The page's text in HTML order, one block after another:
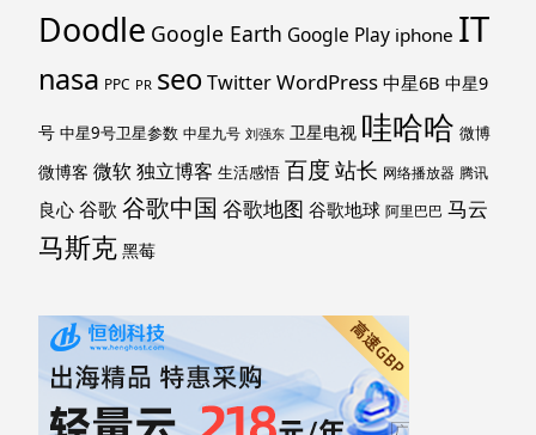
Doodle Google Earth Google Play iphone IT
nasa PPC PR seoTwitterWordPress 中星6B 中星9
号 中星9号卫星参数 中星九号 刘强东 卫星电视 哇哈哈 微博
微博客 微软独立博客 生活感悟 百度 站长 网络播放器 腾讯
良心 谷歌 谷歌中国 谷歌地图 谷歌地球 阿里巴巴 马云
马斯克 黑莓